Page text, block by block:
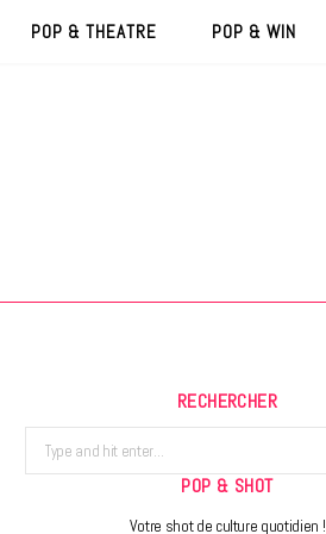
POP & THEATRE POP & WIN
RECHERCHER
Search
for:
POP & SHOT
Votre shot de culture quotidien !